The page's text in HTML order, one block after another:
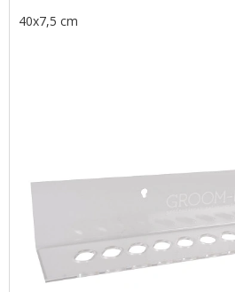
40x7,5 cm